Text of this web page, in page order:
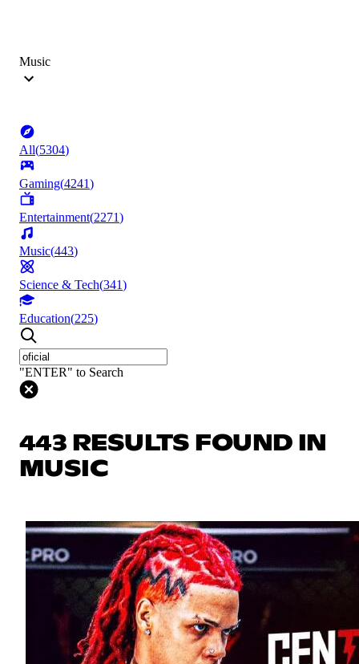
Music
All(5304)
Gaming(4241)
Entertainment(2271)
Music(443)
Science & Tech(341)
Education(225)
"ENTER" to Search
443 RESULTS FOUND IN
MUSIC